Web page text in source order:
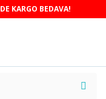
KARGO BEDAVA!